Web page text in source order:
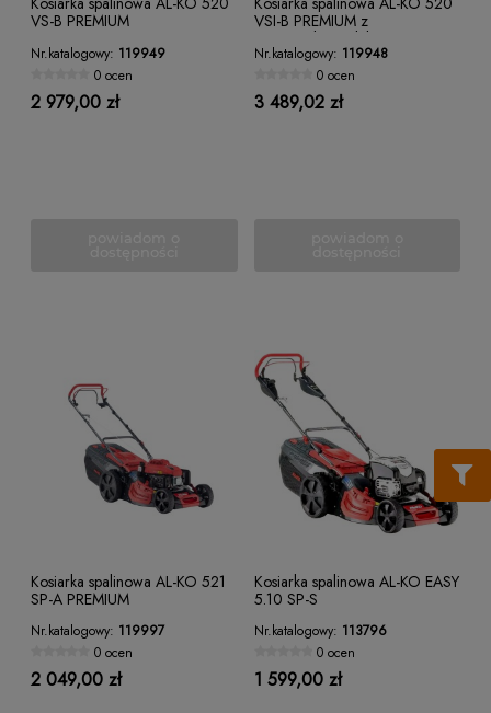
VS-B PREMIUM
Nr.katalogowy: 119949
0 ocen
2 979,00 zł
VSI-B PREMIUM z
rozrusznikiem elektrycznym
Nr.katalogowy: 119948
0 ocen
3 489,02 zł
Kosiarka spalinowa AL-KO 521
SP-A PREMIUM
Nr.katalogowy: 119997
0 ocen
2 049,00 zł
Kosiarka spalinowa AL-KO EASY
5.10 SP-S
Nr.katalogowy: 113796
0 ocen
1 599,00 zł